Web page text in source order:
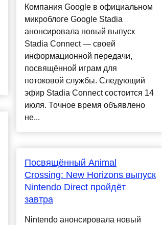
Компания Google в официальном
микроблоге Google Stadia
анонсировала новый выпуск
Stadia Connect — своей
информационной передачи,
посвящённой играм для
потоковой службы. Следующий
эфир Stadia Connect состоится 14
июля. Точное время объявлено
не...
Посвящённый Animal
Crossing: New Horizons выпуск
Nintendo Direct пройдёт
завтра
Nintendo анонсировала новый